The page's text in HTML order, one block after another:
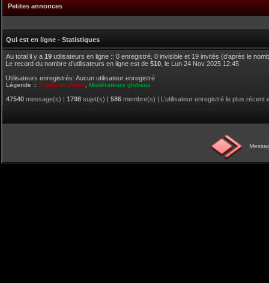
Petites annonces
Qui est en ligne - Statistiques
Au total il y a 19 utilisateurs en ligne :: 0 enregistré, 0 invisible et 19 invités (d’après le
Le record du nombre d’utilisateurs en ligne est de 510 , le Lun 24 Nov 2025 12:45
Utilisateurs enregistrés: Aucun utilisateur enregistré
Légende :: Administrateurs Modérateurs globaux
47540 message(s) | 1798 sujet(s) | 586 membre(s) | L’utilisateur enregistré le plus récent